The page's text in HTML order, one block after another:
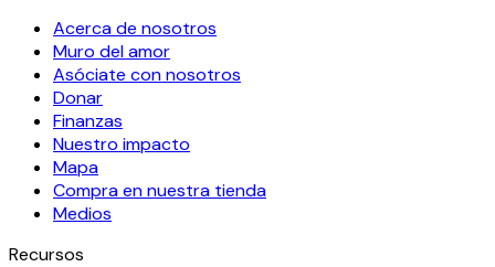
Acerca de nosotros
Muro del amor
Asóciate con nosotros
Donar
Finanzas
Nuestro impacto
Mapa
Compra en nuestra tienda
Medios
Recursos